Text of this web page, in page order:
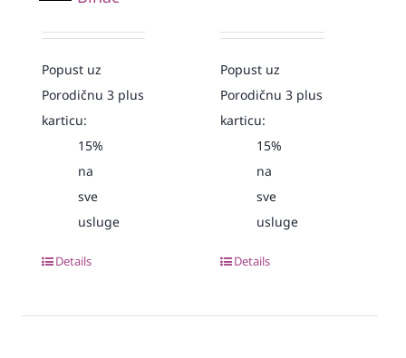
Popust uz
Porodičnu 3 plus
karticu:
15%
na
sve
usluge
Details
Popust uz
Porodičnu 3 plus
karticu:
15%
na
sve
usluge
Details